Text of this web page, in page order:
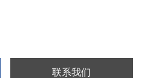
联系我们